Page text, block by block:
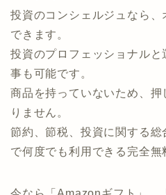
・自分に合った運用方法が
投資のコンシェルジュなら、
事も可能です。